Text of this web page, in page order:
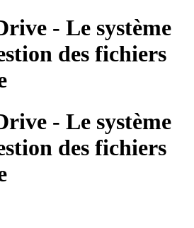
- Le système
des fichiers
- Le système
des fichiers